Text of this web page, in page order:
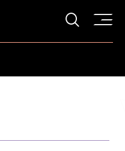
打開